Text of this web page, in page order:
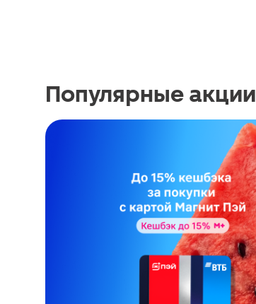
Популярные акции